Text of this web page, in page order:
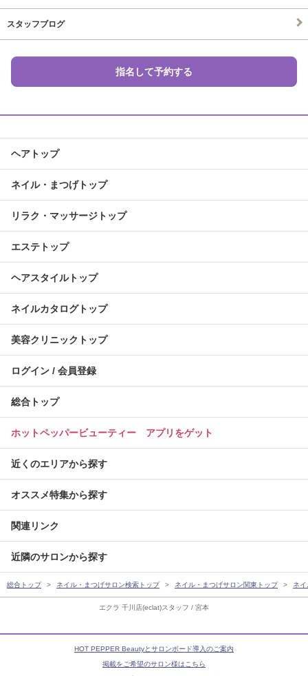
エクラ 千川店(eclat)スタッフ / 宮本
スタッフブログ
指名して予約する
ヘアトップ
ネイル・まつげトップ
リラク・マッサージトップ
エステトップ
ヘアスタイルトップ
ネイルカタログトップ
美容クリニックトップ
ログイン / 会員登録
総合トップ
ホットペッパービューティー アプリをゲット
近くのエリアから探す
オススメ特集から探す
関連リンク
近隣のサロンから探す
総合トップ ネイル・まつげサロン検索トップ ネイル・まつげサロン関東トップ ネ
HOT PEPPER Beautyとサロンボード導入のご案内
掲載をご希望のサロン様はこちら